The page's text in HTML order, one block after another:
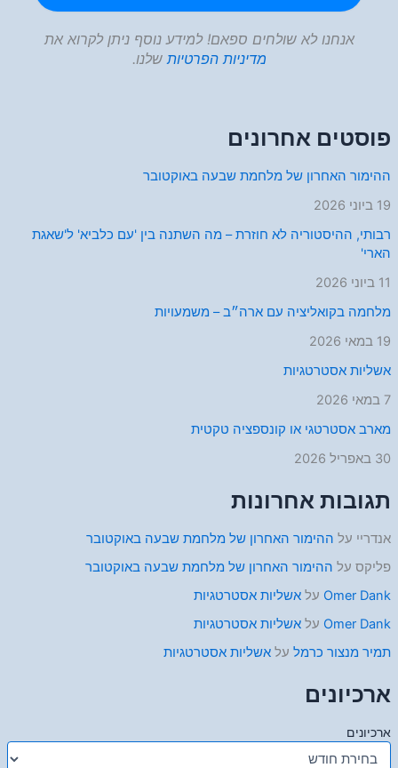
אנחנו לא שולחים ספאם! למידע נוסף ניתן לקרוא את
מדיניות הפרטיותשלנו.
פוסטים אחרונים
ההימור האחרון של מלחמת שבעה באוקטובר
19 ביוני 2026
רבותי, ההיסטוריה לא חוזרת – מה השתנה בין 'עם כלביא' ל'שאגת
הארי'
11 ביוני 2026
מלחמה בקואליציה עם ארה״ב – משמעויות
19 במאי 2026
אשליות אסטרטגיות
7 במאי 2026
מארב אסטרטגי או קונספציה טקטית
30 באפריל 2026
תגובות אחרונות
אנדריי על ההימור האחרון של מלחמת שבעה באוקטובר
פליקסעל ההימור האחרון של מלחמת שבעה באוקטובר
Omer Dank על אשליות אסטרטגיות
Omer Dank על אשליות אסטרטגיות
תמיר מנצור כרמלעל אשליות אסטרטגיות
ארכיונים
ארכיונים